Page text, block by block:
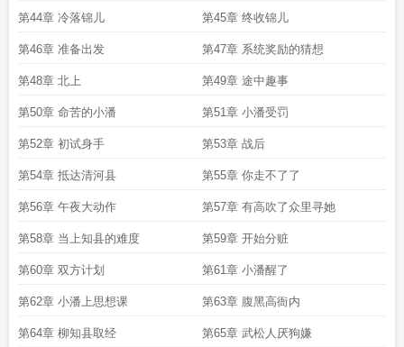
第44章 冷落锦儿 第45章 终收锦儿
第46章 准备出发 第47章 系统奖励的猜想
第48章 北上 第49章 途中趣事
第50章 命苦的小潘 第51章 小潘受罚
第52章 初试身手 第53章 战后
第54章 抵达清河县 第55章 你走不了了
第56章 午夜大动作 第57章 有高吹了众里寻她
第58章 当上知县的难度 第59章 开始分赃
第60章 双方计划 第61章 小潘醒了
第62章 小潘上思想课 第63章 腹黑高衙内
第64章 柳知县取经 第65章 武松人厌狗嫌